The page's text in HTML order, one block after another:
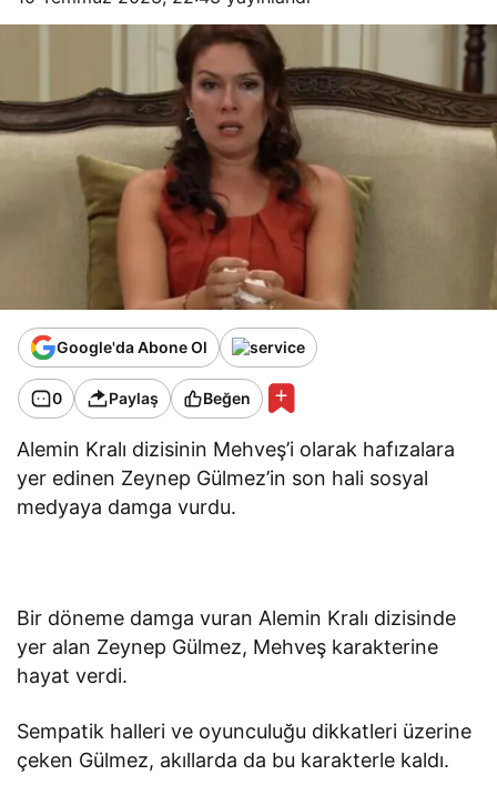
Google'da Abone Ol
0 Paylaş Beğen
Alemin Kralı dizisinin Mehveş’i olarak hafızalara
yer edinen Zeynep Gülmez’in son hali sosyal
medyaya damga vurdu.
Bir döneme damga vuran Alemin Kralı dizisinde
yer alan Zeynep Gülmez, Mehveş karakterine
hayat verdi.
Sempatik halleri ve oyunculuğu dikkatleri üzerine
çeken Gülmez, akıllarda da bu karakterle kaldı.